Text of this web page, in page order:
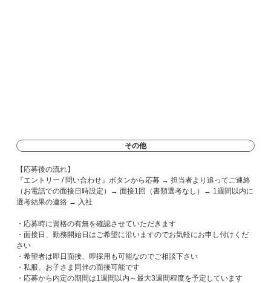
その他
【応募後の流れ】
『エントリー / 問い合わせ』ボタンから応募 → 担当者より追ってご連絡
（お電話での面接日時設定）→ 面接1回（書類選考なし）→ 1週間以内に
選考結果の連絡 → 入社
・応募時に資格の有無を確認させていただきます
・面接日、勤務開始日はご希望に沿いますのでお気軽にお申し付けくだ
さい
・希望者は即日面接、即採用も可能なのでご相談下さい
・私服、お子さま同伴の面接可能です
・応募から内定の期間は1週間以内～最大3週間程度を予定しています